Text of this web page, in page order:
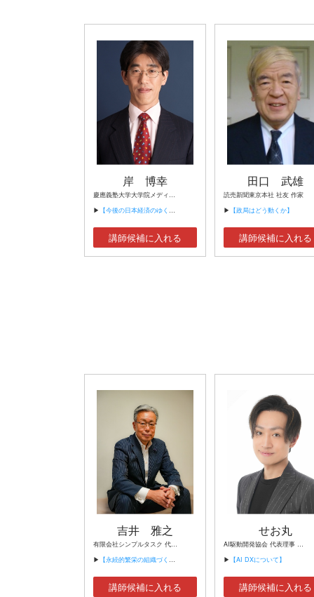
岸 博幸
慶應義塾大学大学院メディアデザイン研究科教授
▶ 【今後の日本経済のゆくえ】
講師候補に入れる
田口 武雄
読売新聞東京本社 社友 作家
▶ 【政局はどう動くか】
講師候補に入れる
吉井 雅之
有限会社シンプルタスク 代表取締役 習慣形成コンサルタント
▶ 【永続的繁栄の組織づくり】
講師候補に入れる
せお丸
AI駆動開発協会 代表理事 サイバーフリークス株式会社 代表取締役
▶ 【AI DXについて】
講師候補に入れる